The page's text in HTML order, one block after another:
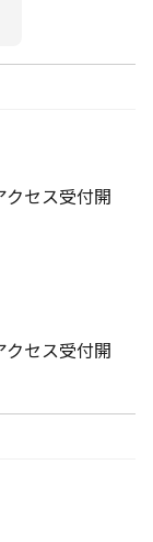
セス受付開
セス受付開